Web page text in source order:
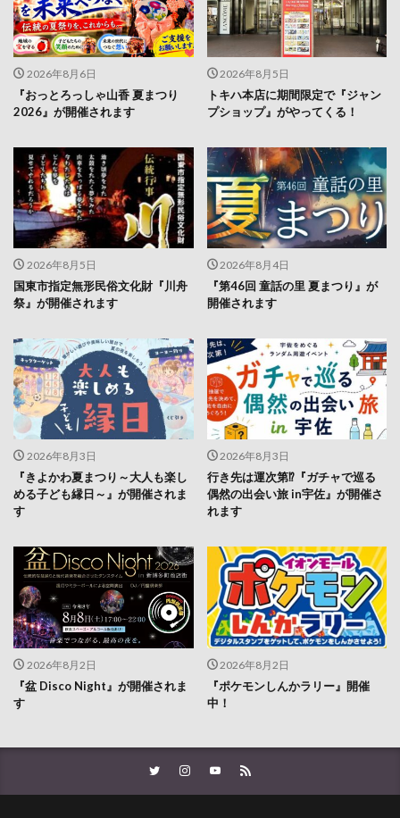
2026年8月6日
『おっとろっしゃ山香 夏まつり
2026』が開催されます
2026年8月5日
トキハ本店に期間限定で『ジャン
プショップ』がやってくる！
2026年8月5日
国東市指定無形民俗文化財『川舟
祭』が開催されます
2026年8月4日
『第46回 童話の里 夏まつり』が
開催されます
2026年8月3日
『きよかわ夏まつり～大人も楽し
める子ども縁日～』が開催されま
す
2026年8月3日
行き先は運次第⁉『ガチャで巡る
偶然の出会い旅 in宇佐』が開催さ
れます
2026年8月2日
『盆 Disco Night』が開催されま
す
2026年8月2日
『ポケモンしんかラリー』開催
中！